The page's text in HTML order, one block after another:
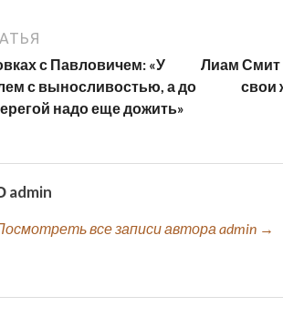
с Павловичем: «У
с выносливостью, а до
надо еще дожить»
Лиам Смит
свои
admin
все записи автора admin →